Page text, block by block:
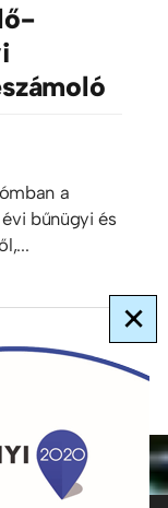
a
bűnügyi és
×